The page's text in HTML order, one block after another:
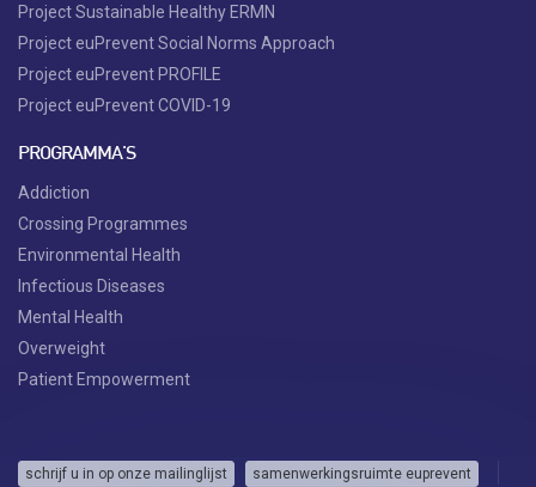
Project Sustainable Healthy ERMN
Project euPrevent Social Norms Approach
Project euPrevent PROFILE
Project euPrevent COVID-19
PROGRAMMA'S
Addiction
Crossing Programmes
Environmental Health
Infectious Diseases
Mental Health
Overweight
Patient Empowerment
schrijf u in op onze mailinglijst samenwerkingsruimte euprevent